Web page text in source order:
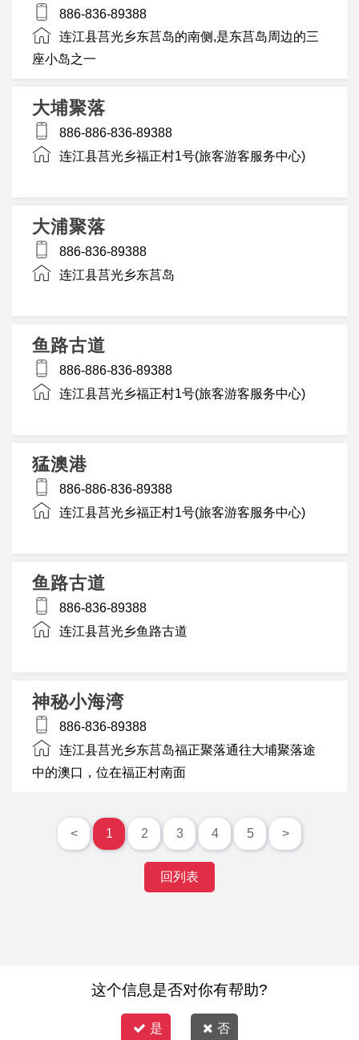
886-836-89388
连江县莒光乡东莒岛的南侧,是东莒岛周边的三
座小岛之一
大埔聚落
886-886-836-89388
连江县莒光乡福正村1号(旅客游客服务中心)
大浦聚落
886-836-89388
连江县莒光乡东莒岛
鱼路古道
886-886-836-89388
连江县莒光乡福正村1号(旅客游客服务中心)
猛澳港
886-886-836-89388
连江县莒光乡福正村1号(旅客游客服务中心)
鱼路古道
886-836-89388
连江县莒光乡鱼路古道
神秘小海湾
886-836-89388
连江县莒光乡东莒岛福正聚落通往大埔聚落途
中的澳口，位在福正村南面
< 1 2 3 4 5 >
回列表
这个信息是否对你有帮助?
是 否